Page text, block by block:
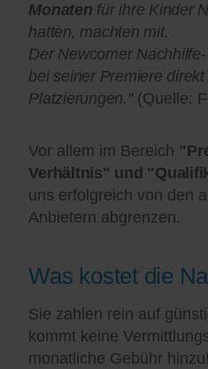
Monaten für ihre Kinder
hatten, machten mit.
Der Newcomer
bei seiner Premiere direkt
Platzierungen."(Quelle:
Vor allem im Bereich
Verhältnis" und
uns erfolgreich von den
Anbietern abgrenzen.
Was kostet die
Sie zahlen rein auf
kommt keine
monatliche Gebühr hinzu!